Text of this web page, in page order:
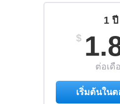
1 ปี
$
ต่อเดื
เริ่มต้นใน